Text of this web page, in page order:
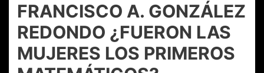
FRANCISCO A. GONZÁLEZ
REDONDO ¿FUERON LAS
MUJERES LOS PRIMEROS